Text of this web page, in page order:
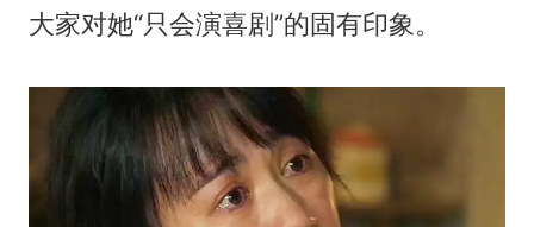
大家对她“只会演喜剧”的固有印象。